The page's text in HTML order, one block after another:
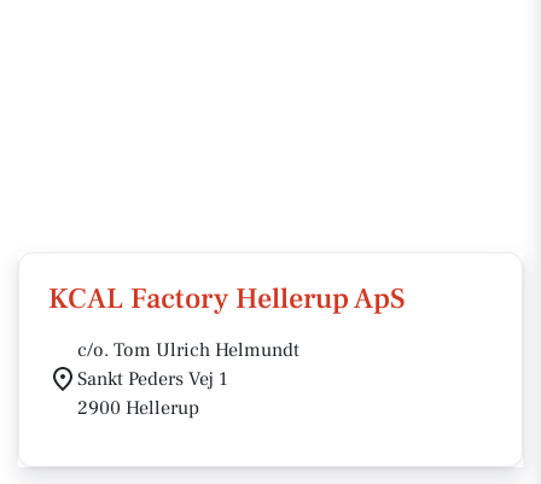
KCAL Factory Hellerup ApS
c/o. Tom Ulrich Helmundt
Sankt Peders Vej 1
2900 Hellerup